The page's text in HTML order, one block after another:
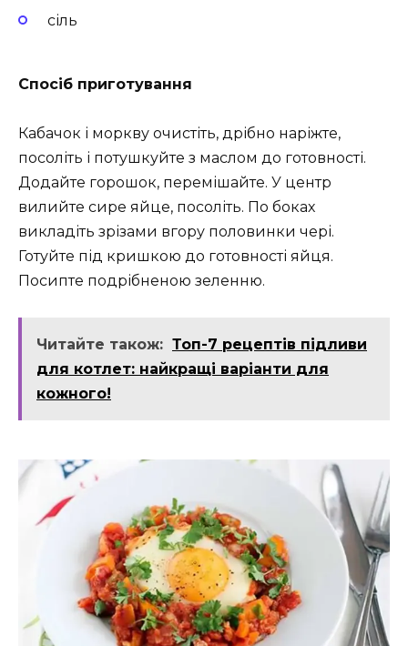
сіль
Спосіб приготування
Кабачок і моркву очистіть, дрібно наріжте,
посоліть і потушкуйте з маслом до готовності.
Додайте горошок, перемішайте. У центр
вилийте сире яйце, посоліть. По боках
викладіть зрізами вгору половинки чері.
Готуйте під кришкою до готовності яйця.
Посипте подрібненою зеленню.
Читайте також: Топ-7 рецептів підливи
для котлет: найкращі варіанти для
кожного!